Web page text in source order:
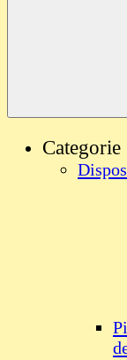
Categorie